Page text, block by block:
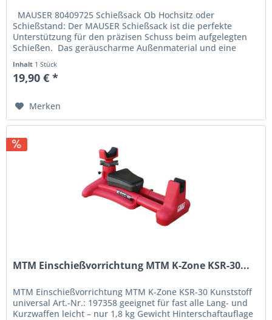
MAUSER 80409725 Schießsack Ob Hochsitz oder
Schießstand: Der MAUSER Schießsack ist die perfekte
Unterstützung für den präzisen Schuss beim aufgelegten
Schießen. Das geräuscharme Außenmaterial und eine
Inhalt 1 Stück
19,90 € *
Merken
MTM Einschießvorrichtung MTM K-Zone KSR-30...
MTM Einschießvorrichtung MTM K-Zone KSR-30 Kunststoff
universal Art.-Nr.: 197358 geeignet für fast alle Lang- und
Kurzwaffen leicht – nur 1,8 kg Gewicht Hinterschaftauflage